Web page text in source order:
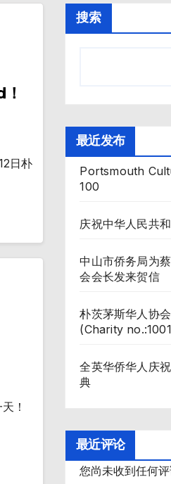
日朴
！
搜索
最近发布
Portsmouth
100
庆祝中华人民共
中山市侨务局为
会会长发来贺信
朴茨茅斯华人协
(Charity
全英华侨华人庆
典
最近评论
您尚未收到任何评